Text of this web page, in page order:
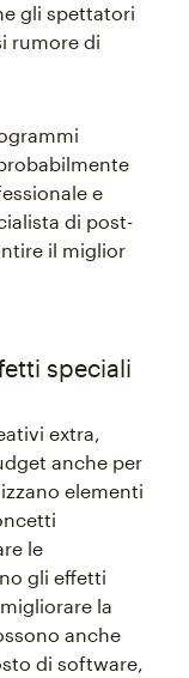
gli spettatori
rumore di
e
di post-
il miglior
speciali
extra,
anche per
elementi
le
gli effetti
la
anche
di software,